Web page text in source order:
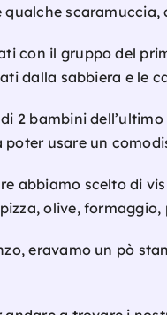
scaramuccia,
con il gruppo del
dalla sabbiera e le
di 2 bambini
usare un
abbiamo scelto di
olive,
eravamo un pò